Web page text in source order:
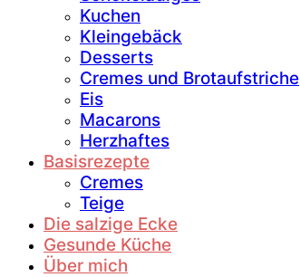
Kuchen
Kleingebäck
Desserts
Cremes und Brotaufstriche
Eis
Macarons
Herzhaftes
Basisrezepte
Cremes
Teige
Die salzige Ecke
Gesunde Küche
Über mich